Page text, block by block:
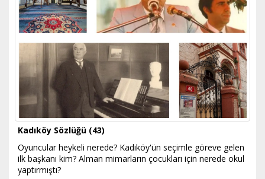
Kadıköy Sözlüğü (43)
Oyuncular heykeli nerede? Kadıköy'ün seçimle göreve gelen
ilk başkanı kim? Alman mimarların çocukları için nerede okul
yaptırmıştı?